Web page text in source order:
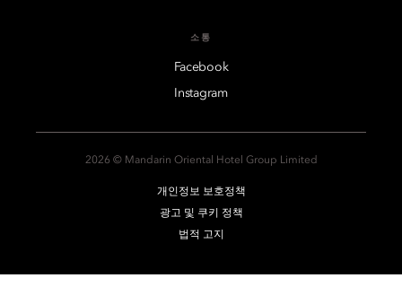
소통
Facebook
Instagram
2026 © Mandarin Oriental Hotel Group Limited
개인정보 보호정책
광고 및 쿠키 정책
법적 고지